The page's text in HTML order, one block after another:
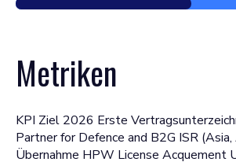
Metriken
KPI Ziel 2026 Erste
Partner for Defence and B2G ISR (Asia,
Übernahme HPW License Acquement